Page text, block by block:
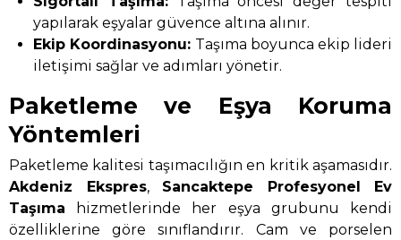
yapılarak eşyalar güvence altına alınır.
Ekip Koordinasyonu: Taşıma boyunca ekip lideri
iletişimi sağlar ve adımları yönetir.
Paketleme ve Eşya Koruma
Yöntemleri
Paketleme kalitesi taşımacılığın en kritik aşamasıdır.
Akdeniz Ekspres, Sancaktepe Profesyonel Ev
Taşıma hizmetlerinde her eşya grubunu kendi
özelliklerine göre sınıflandırır. Cam ve porselen